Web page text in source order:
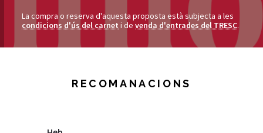
La compra o reserva d'aquesta proposta està subjecta a les
condicions d'ús del carnet i de venda d'entrades del TRESC.
RECOMANACIONS